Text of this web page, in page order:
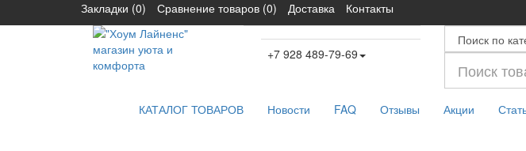
Закладки (0) Сравнение товаров (0) Доставка Контакты
+7 928 489-79-69
КАТАЛОГ ТОВАРОВ Новости FAQ Отзывы Акции